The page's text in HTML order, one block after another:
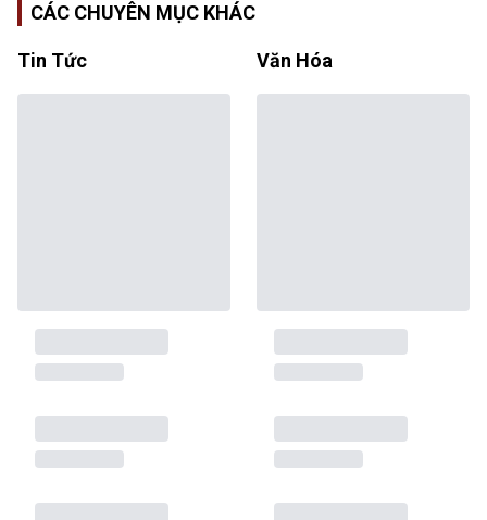
CÁC CHUYÊN MỤC KHÁC
Tin Tức Văn Hóa